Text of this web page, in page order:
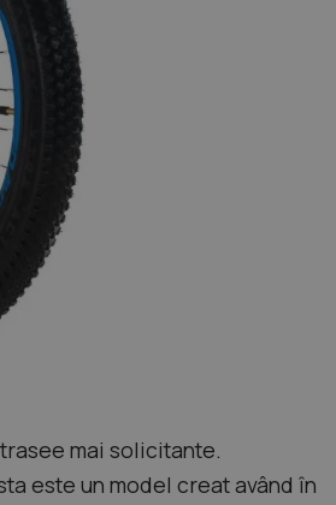
mai solicitante.
este un model creat având în